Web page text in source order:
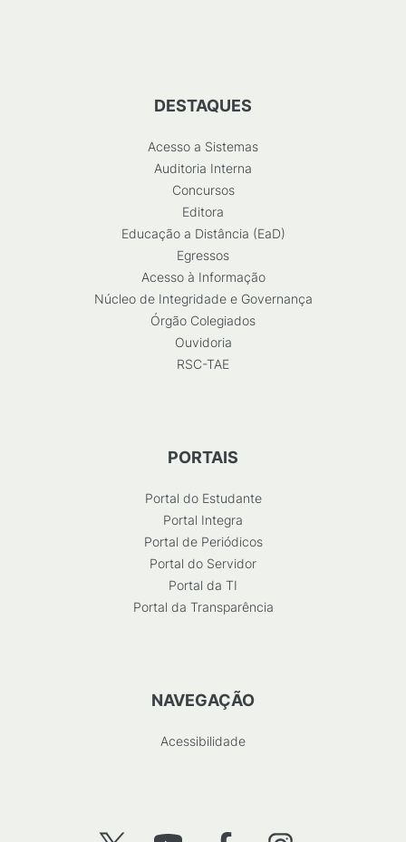
DESTAQUES
Acesso a Sistemas
Auditoria Interna
Concursos
Editora
Educação a Distância (EaD)
Egressos
Acesso à Informação
Núcleo de Integridade e Governança
Órgão Colegiados
Ouvidoria
RSC-TAE
PORTAIS
Portal do Estudante
Portal Integra
Portal de Periódicos
Portal do Servidor
Portal da TI
Portal da Transparência
NAVEGAÇÃO
Acessibilidade